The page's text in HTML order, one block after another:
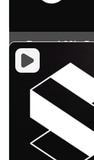
Record 60's